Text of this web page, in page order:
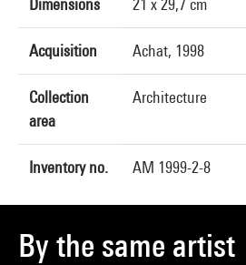
Dimensions 21 x 29,7 cm
Acquisition Achat, 1998
Collection
area
Architecture
Inventory no. AM 1999-2-8
By the same artist